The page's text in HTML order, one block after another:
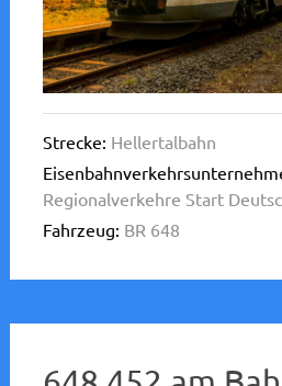
Strecke: Hellertalbahn
Regionalverkehre Start
Fahrzeug: BR 648